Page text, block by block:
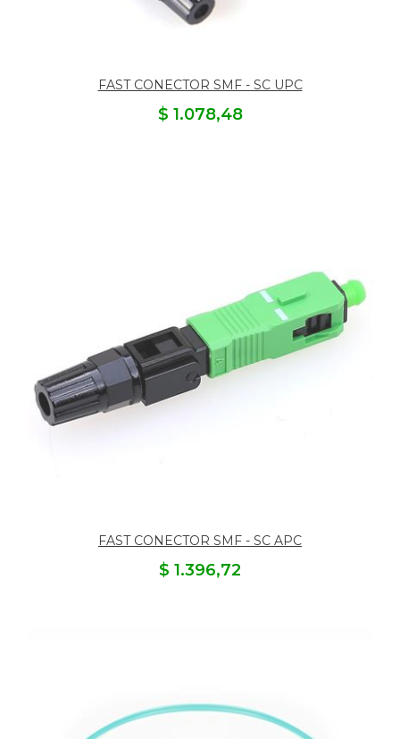
FAST CONECTOR SMF - SC UPC
$ 1.078,48
FAST CONECTOR SMF - SC APC
$ 1.396,72